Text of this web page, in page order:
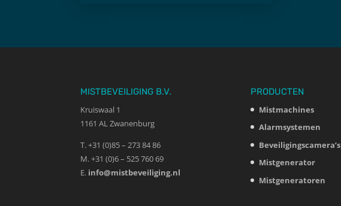
MISTBEVEILIGING B.V.
Kruiswaal 1
1161 AL Zwanenburg
T. +31 (0)85 – 273 84 86
M. +31 (0)6 – 525 760 69
E. info@mistbeveiliging.nl
PRODUCTEN
Mistmachines
Alarmsystemen
Beveiligingscamera’s
Mistgenerator
Mistgeneratoren